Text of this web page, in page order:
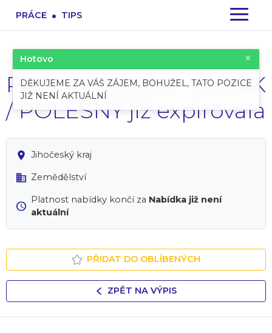
PRÁCE . TIPS
Pracovní pozice: LESNÍK
/ POLESNÝ již expirovala
Jihočeský kraj
Zemědělství
Platnost nabídky končí za Nabídka již není
aktuální
PŘIDAT DO OBLÍBENÝCH
ZPĚT NA VÝPIS
Hotovo ×
DĚKUJEME ZA VÁŠ ZÁJEM, BOHUŽEL, TATO POZICE
JIŽ NENÍ AKTUÁLNÍ